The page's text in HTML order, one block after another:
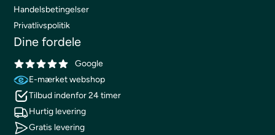
Handelsbetingelser
Privatlivspolitik
Dine fordele
Google
E-mærket webshop
Tilbud indenfor 24 timer
Hurtig levering
Gratis levering